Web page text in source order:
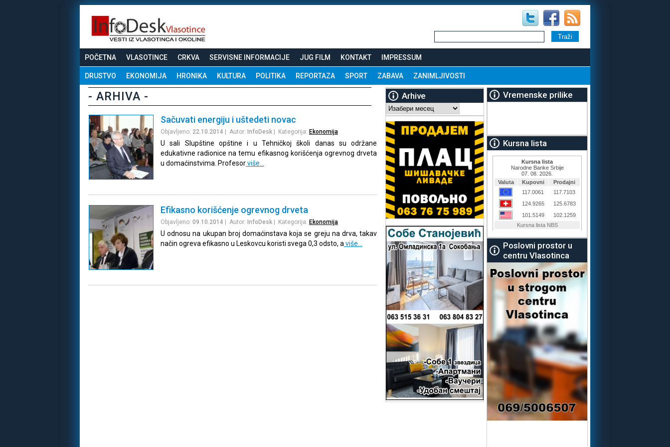
POČETNA VLASOTINCE CRKVA SERVISNE INFORMACIJE JUG FILM KONTAKT IMPRESSUM
DRUSTVO EKONOMIJA HRONIKA KULTURA POLITIKA REPORTAZA SPORT ZABAVA ZANIMLJIVOSTI
- ARHIVA -
Sačuvati energiju i uštedeti novac
Objavljeno: 22.10.2014 | Autor: InfoDesk| Kategorija: Ekonomija
U sali Slupštine opštine i u Tehničkoj školi danas su održane
edukativne radionice na temu efikasnog korišćenja ogrevnog drveta
u domaćinstvima. Profesorviše…
Efikasno korišćenje ogrevnog drveta
Objavljeno: 09.10.2014 | Autor: InfoDesk| Kategorija: Ekonomija
U odnosu na ukupan broj domaćinstava koja se greju na drva, takav
način ogreva efikasno u Leskovcu koristi svega 0,3 odsto, a više…
Arhive
Arhive
Vremenske prilike
Kursna lista
Poslovni prostor u
centru Vlasotinca